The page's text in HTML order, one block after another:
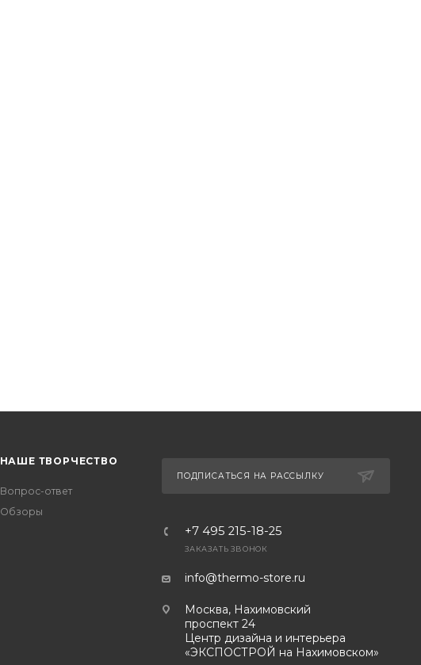
НАШЕ ТВОРЧЕСТВО
Вопрос-ответ
Обзоры
ПОДПИСАТЬСЯ НА РАССЫЛКУ
+7 495 215-18-25
ЗАКАЗАТЬ ЗВОНОК
info@thermo-store.ru
Москва, Нахимовский
проспект 24
Центр дизайна и интерьера
«ЭКСПОСТРОЙ на Нахимовском»